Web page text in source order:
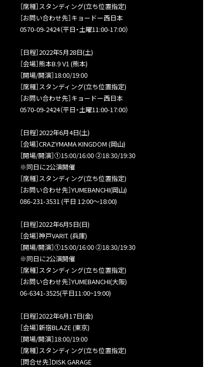
［席種］スタンディング(立ち位置指定)
［お問い合わせ先］キョードー西日本
0570-09-2424（平日・土曜11:00-17:00）
［日程］2022年5月28日(土)
［会場］熊本B.9 V1 (熊本)
［開場/開演］18:00/19:00
［席種］スタンディング(立ち位置指定)
［お問い合わせ先］キョードー西日本
0570-09-2424（平日・土曜11:00-17:00）
［日程］2022年6月4日(土)
［会場］CRAZYMAMA KINGDOM (岡山)
［開場/開演］①15:00/16:00 ②18:30/19:30
※同日に2公演開催
［席種］スタンディング(立ち位置指定)
［お問い合わせ先］YUMEBANCHI(岡山)
086-231-3531 (平日 12:00～18:00)
［日程］2022年6月5日(日)
［会場］神戸VARIT. (兵庫)
［開場/開演］①15:00/16:00 ②18:30/19:30
※同日に2公演開催
［席種］スタンディング(立ち位置指定)
［お問い合わせ先］YUMEBANCHI(大阪)
06-6341-3525(平日11:00~19:00)
［日程］2022年6月17日(金)
［会場］新宿BLAZE (東京)
［開場/開演］18:00/19:00
［席種］スタンディング(立ち位置指定)
［問合せ先］DISK GARAGE